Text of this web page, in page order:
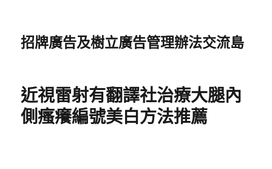
招牌廣告及樹立廣告管理辦法交流島
近視雷射有翻譯社治療大腿內
側瘙癢編號美白方法推薦